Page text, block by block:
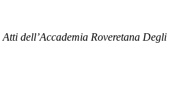
Atti dell’Accademia Roveretana Degli